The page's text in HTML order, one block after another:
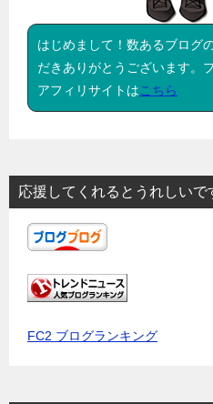
はじめまして！数あるブログ
だきありがとうございます。
アフィリサイトは こちら
応援してくれるとうれしいで
FC2 ブログランキング